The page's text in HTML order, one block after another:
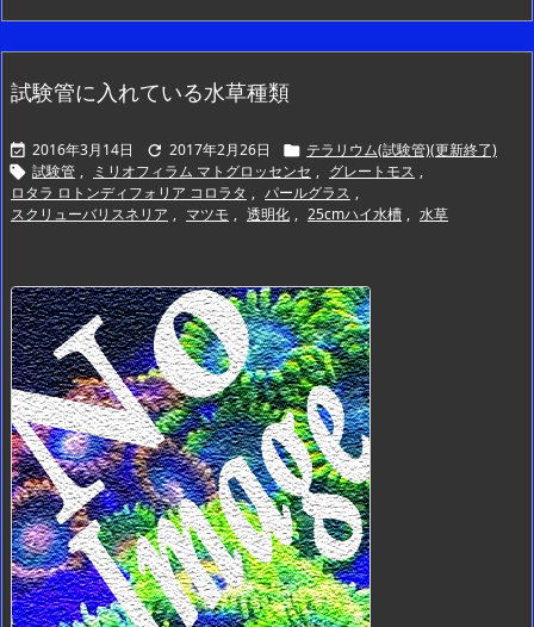
試験管に入れている水草種類
 2016年3月14日  2017年2月26日  テラリウム(試験管)(更新終了)
 試験管 , ミリオフィラム マトグロッセンセ , グレートモス ,
ロタラ ロトンディフォリア コロラタ , パールグラス ,
スクリューバリスネリア , マツモ , 透明化 , 25cmハイ水槽 , 水草